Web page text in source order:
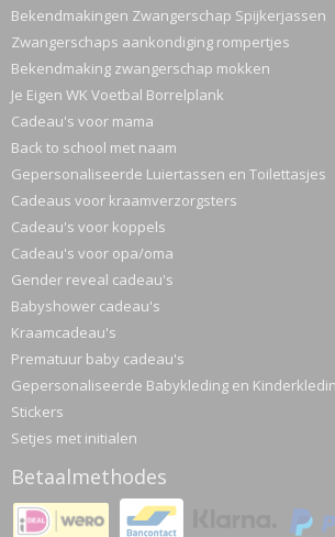
Bekendmakingen Zwangerschap Spijkerjassen
Zwangerschaps aankondiging rompertjes
Bekendmaking zwangerschap mokken
Je Eigen WK Voetbal Borrelplank
Cadeau's voor mama
Back to school met naam
Gepersonaliseerde Luiertassen en Toilettasjes
Cadeaus voor kraamverzorgsters
Cadeau's voor koppels
Cadeau's voor opa/oma
Gender reveal cadeau's
Babyshower cadeau's
Kraamcadeau's
Prematuur baby cadeau's
Gepersonaliseerde Babykleding en
Stickers
Setjes met initialen
Betaalmethodes